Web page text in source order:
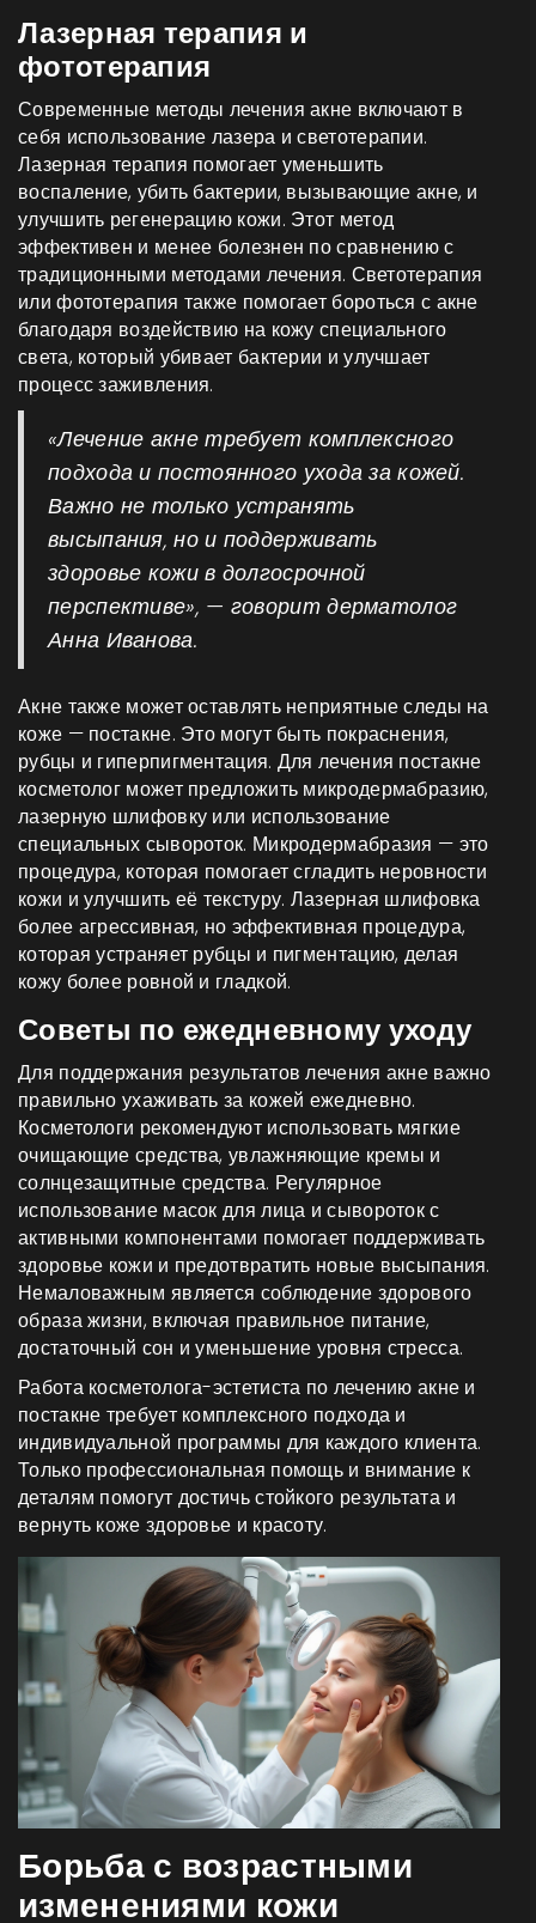
Лазерная терапия и
фототерапия
Современные методы лечения акне включают в
себя использование лазера и светотерапии.
Лазерная терапия помогает уменьшить
воспаление, убить бактерии, вызывающие акне, и
улучшить регенерацию кожи. Этот метод
эффективен и менее болезнен по сравнению с
традиционными методами лечения. Светотерапия
или фототерапия также помогает бороться с акне
благодаря воздействию на кожу специального
света, который убивает бактерии и улучшает
процесс заживления.
«Лечение акне требует комплексного
подхода и постоянного ухода за кожей.
Важно не только устранять
высыпания, но и поддерживать
здоровье кожи в долгосрочной
перспективе», — говорит дерматолог
Анна Иванова.
Акне также может оставлять неприятные следы на
коже — постакне. Это могут быть покраснения,
рубцы и гиперпигментация. Для лечения постакне
косметолог может предложить микродермабразию,
лазерную шлифовку или использование
специальных сывороток. Микродермабразия — это
процедура, которая помогает сгладить неровности
кожи и улучшить её текстуру. Лазерная шлифовка
более агрессивная, но эффективная процедура,
которая устраняет рубцы и пигментацию, делая
кожу более ровной и гладкой.
Советы по ежедневному уходу
Для поддержания результатов лечения акне важно
правильно ухаживать за кожей ежедневно.
Косметологи рекомендуют использовать мягкие
очищающие средства, увлажняющие кремы и
солнцезащитные средства. Регулярное
использование масок для лица и сывороток с
активными компонентами помогает поддерживать
здоровье кожи и предотвратить новые высыпания.
Немаловажным является соблюдение здорового
образа жизни, включая правильное питание,
достаточный сон и уменьшение уровня стресса.
Работа косметолога-эстетиста по лечению акне и
постакне требует комплексного подхода и
индивидуальной программы для каждого клиента.
Только профессиональная помощь и внимание к
деталям помогут достичь стойкого результата и
вернуть коже здоровье и красоту.
Борьба с возрастными
изменениями кожи